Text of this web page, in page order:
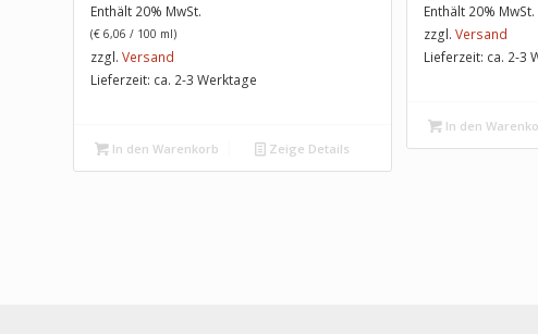
Enthält 20% MwSt.
(€ 6,06 / 100 ml)
zzgl. Versand
Lieferzeit: ca. 2-3 Werktage
In den Warenkorb Zeige Details
Enthält 20% MwSt.
zzgl. Versand
Lieferzeit: ca. 2-3
In den